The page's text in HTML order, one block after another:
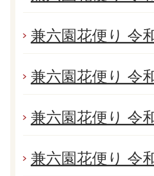
兼六園花便り 令
兼六園花便り 令
兼六園花便り 令
兼六園花便り 令